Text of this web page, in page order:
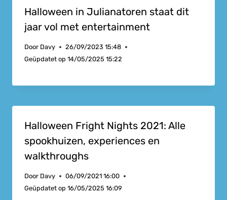
Halloween in Julianatoren staat dit
jaar vol met entertainment
Door Davy
26/09/2023 15:48
Geüpdatet op 14/05/2025 15:22
Halloween Fright Nights 2021: Alle
spookhuizen, experiences en
walkthroughs
Door Davy
06/09/2021 16:00
Geüpdatet op 16/05/2025 16:09